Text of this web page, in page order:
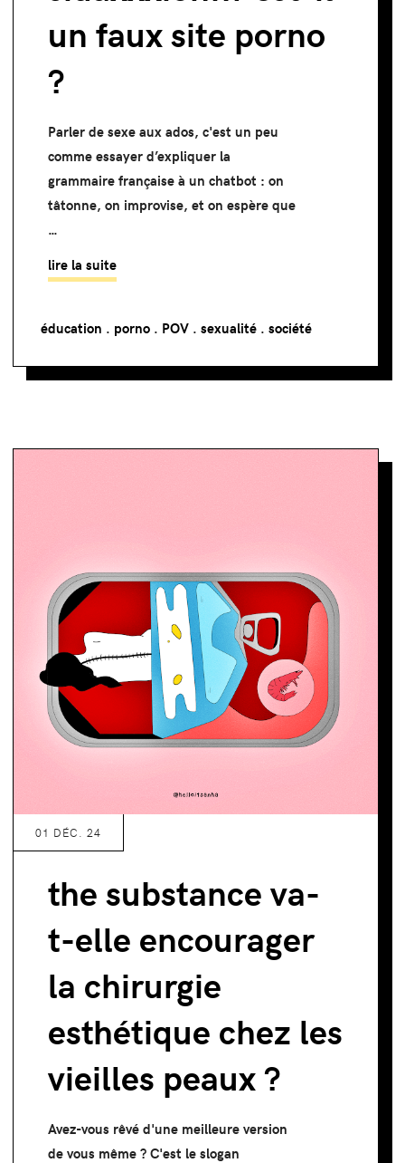
un faux site porno
?
Parler de sexe aux ados, c'est un peu
comme essayer d’expliquer la
grammaire française à un chatbot : on
tâtonne, on improvise, et on espère que
…
lire la suite
éducation . porno . POV . sexualité . société
01 DÉC. 24
the substance va-
t-elle encourager
la chirurgie
esthétique chez les
vieilles peaux ?
Avez-vous rêvé d'une meilleure version
de vous même ? C'est le slogan